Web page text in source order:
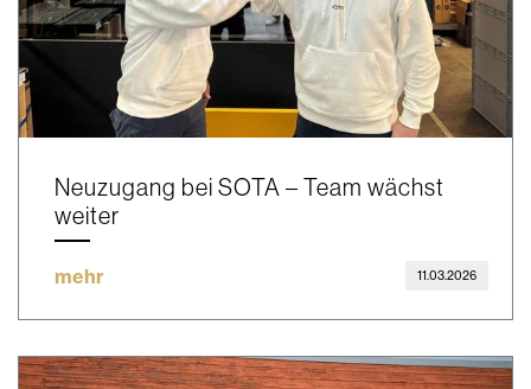
Neuzugang bei SOTA – Team wächst
weiter
mehr 11.03.2026